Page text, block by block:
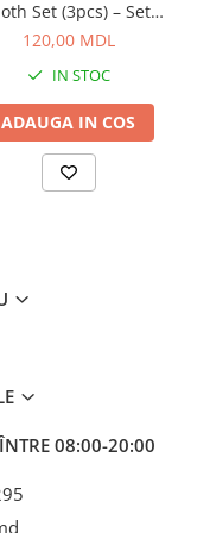
Set (3pcs) – Set
3 lavete 320
întreținere auto
120,00 MDL
IN STOC
ADAUGA IN COS
08:00-20:00